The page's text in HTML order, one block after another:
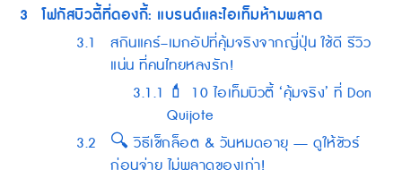
3 โฟกัสบิวตี้ที่ดองกี้: แบรนด์และไอเท็มห้ามพลาด
3.1
สกินแคร์–เมกอัปที่คุ้มจริงจากญี่ปุ่น ใช้ดี รีวิว
แน่น ที่คนไทยหลงรัก!
3.1.1 💄 10 ไอเท็มบิวตี้ ‘คุ้มจริง’ ที่ Don
Quijote
3.2
🔍 วิธีเช็กล็อต & วันหมดอายุ — ดูให้ชัวร์
ก่อนจ่าย ไม่พลาดของเก่า!